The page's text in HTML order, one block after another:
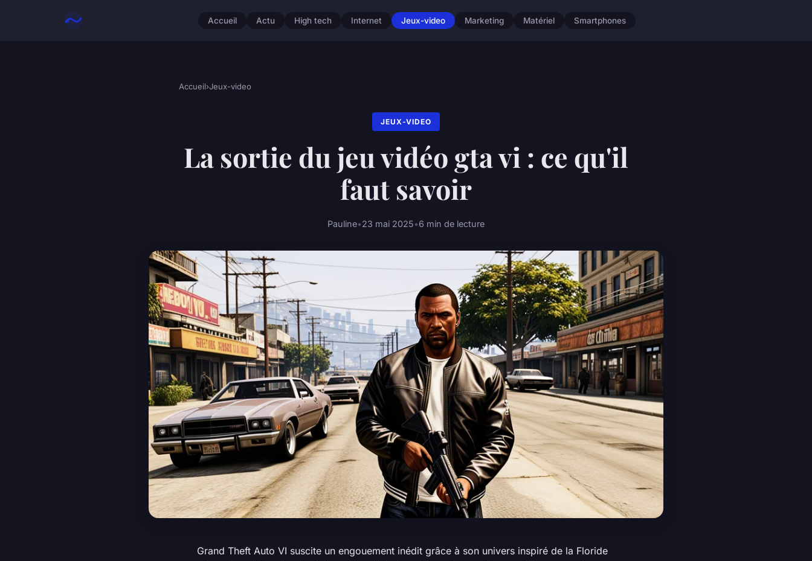
Accueil Actu High tech Internet Jeux-video Marketing Matériel Smartphones
Accueil›Jeux-video
JEUX-VIDEO
La sortie du jeu vidéo gta vi : ce qu'il
faut savoir
Pauline•23 mai 2025•6 min de lecture
Grand Theft Auto VI suscite un engouement inédit grâce à son univers inspiré de la Floride